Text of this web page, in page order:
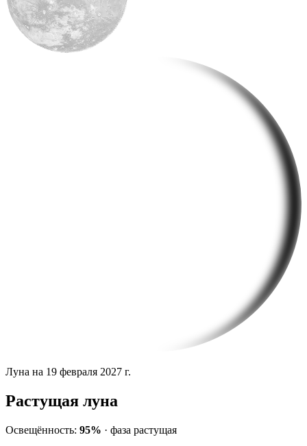
Луна на 19 февраля 2027 г.
Растущая луна
Освещённость: 95% · фаза растущая